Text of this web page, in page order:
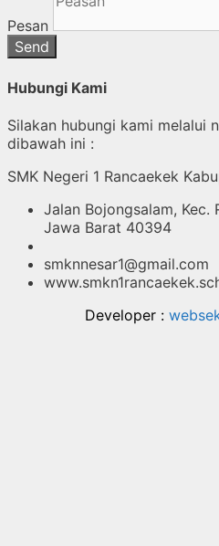
Pesan
Send
Hubungi Kami
Silakan hubungi kami melalui
dibawah ini :
SMK Negeri 1 Rancaekek
Jalan Bojongsalam, Kec.
Jawa Barat 40394
smknnesar1@gmail.com
Developer :